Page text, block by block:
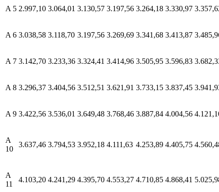
A 5 2.997,10 3.064,01 3.130,57 3.197,56 3.264,18 3.330,97
A 6 3.038,58 3.118,70 3.197,56 3.269,69 3.341,68 3.413,87
A 7 3.142,70 3.233,36 3.324,41 3.414,96 3.505,95 3.596,83
A 8 3.296,37 3.404,56 3.512,51 3.621,91 3.733,15 3.837,45
A 9 3.422,56 3.536,01 3.649,48 3.768,46 3.887,84 4.004,56
A
10
3.637,46 3.794,53 3.952,18 4.111,63 4.253,89 4.405,75
A
11
4.103,20 4.241,29 4.395,70 4.553,27 4.710,85 4.868,41